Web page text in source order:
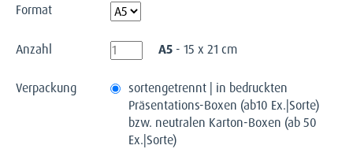
Format
Anzahl A5 - 15 x 21 cm
Verpackung
sortengetrennt | in bedruckten
Präsentations-Boxen (ab10 Ex.|Sorte)
bzw. neutralen Karton-Boxen (ab 50
Ex.|Sorte)